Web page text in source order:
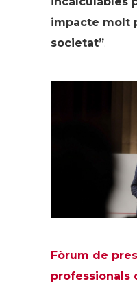
impacte molt
societat”.
Fòrum de
professionals